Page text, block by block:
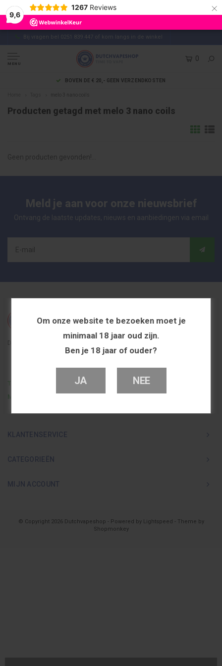
Om onze website te bezoeken moet je
minimaal 18 jaar oud zijn.
Ben je 18 jaar of ouder?
JA NEE
9,6
1267 Reviews ×
Bij vragen bel 0251 839 447 of kom langs in de winkel
MENU
0
BOVEN DE € 20,- GEEN VERZENDKOSTEN
melo 3 nano coils
Producten getagd met melo 3 nano coils
Geen producten gevonden!...
Meld je aan voor onze nieuwsbrief
Ontvang de laatste updates, nieuws en aanbiedingen via email
De beste en voordeligste vapeshop in Nederland
Telefoon
0251 839 447
KLANTENSERVICE
CATEGORIEËN
MIJN ACCOUNT
© Copyright 2026 Dutchvapeshop - Powered by Lightspeed - Theme by
Shopmonkey